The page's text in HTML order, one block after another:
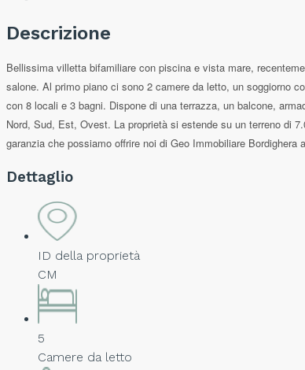
Descrizione
Bellissima villetta bifamiliare con piscina e vista mare,
salone. Al primo piano ci sono 2 camere da letto, un soggiorno
con 8 locali e 3 bagni. Dispone di una terrazza, un balcone,
Nord, Sud, Est, Ovest. La proprietà si estende su un terreno di
garanzia che possiamo offrire noi di Geo Immobiliare
Dettaglio
ID della proprietà
CM
5
Camere da letto